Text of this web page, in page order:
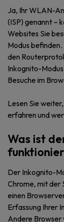
Ja, Ihr WLAN-
(ISP) genannt –
Websites Sie
Modus
den
Inkognito-
Besuche im
Lesen Sie
erfahren und
Was ist
Der Inkognito-
Chrome, mit der
einen
Erfassung Ihrer
Andere Browser